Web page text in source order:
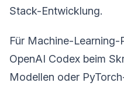
Stack-Entwicklung.
Für Machine-
OpenAI Codex beim
Modellen oder